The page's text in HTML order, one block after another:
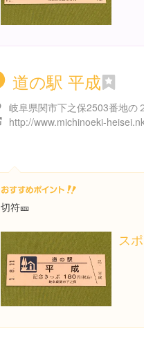
道の駅 平成
岐阜県関市下之保2503番地の
切符🎫
ス